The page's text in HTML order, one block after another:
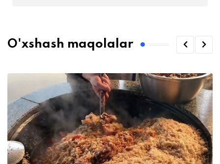
O'xshash maqolalar